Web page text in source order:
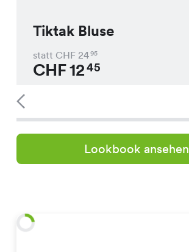
Tiktak Bluse
statt CHF 2495
CHF1245
Lookbook ansehen